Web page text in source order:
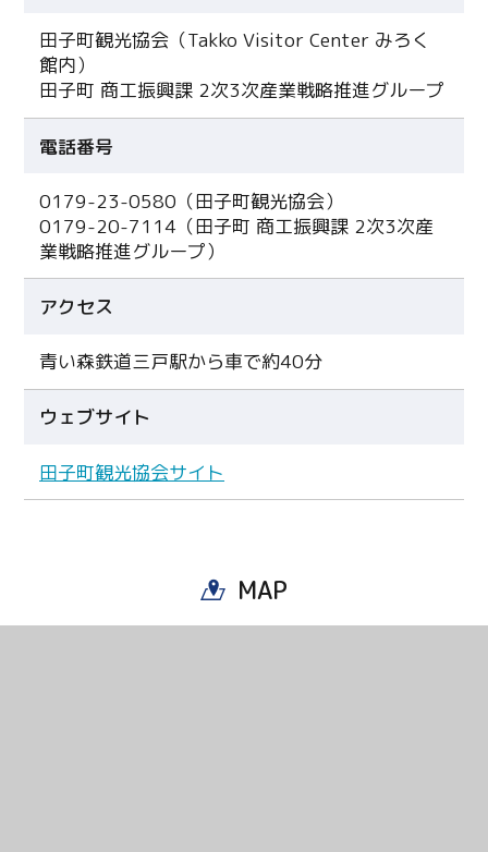
田子町観光協会（Takko Visitor Center みろく
館内）
田子町 商工振興課 2次3次産業戦略推進グループ
電話番号
0179-23-0580（田子町観光協会）
0179-20-7114（田子町 商工振興課 2次3次産
業戦略推進グループ）
アクセス
青い森鉄道三戸駅から車で約40分
ウェブサイト
田子町観光協会サイト
MAP